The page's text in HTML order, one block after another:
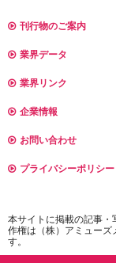
刊行物のご案内
業界データ
業界リンク
企業情報
お問い合わせ
プライバシーポリシー
本サイトに掲載の記事
作権は（株）アミューズ
す。